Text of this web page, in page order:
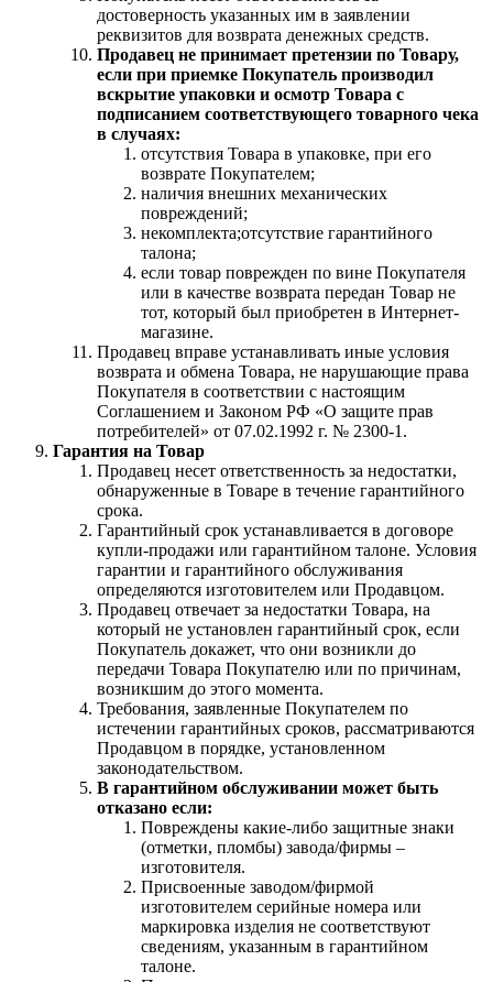
достоверность указанных им в заявлении
реквизитов для возврата денежных средств.
Продавец не принимает претензии по Товару,
если при приемке Покупатель производил
вскрытие упаковки и осмотр Товара с
подписанием соответствующего товарного чека
в случаях:
отсутствия Товара в упаковке, при его
возврате Покупателем;
наличия внешних механических
повреждений;
некомплекта;отсутствие гарантийного
талона;
если товар поврежден по вине Покупателя
или в качестве возврата передан Товар не
тот, который был приобретен в Интернет-
магазине.
Продавец вправе устанавливать иные условия
возврата и обмена Товара, не нарушающие права
Покупателя в соответствии с настоящим
Соглашением и Законом РФ «О защите прав
потребителей» от 07.02.1992 г. № 2300-1.
Гарантия на Товар
Продавец несет ответственность за недостатки,
обнаруженные в Товаре в течение гарантийного
срока.
Гарантийный срок устанавливается в договоре
купли-продажи или гарантийном талоне. Условия
гарантии и гарантийного обслуживания
определяются изготовителем или Продавцом.
Продавец отвечает за недостатки Товара, на
который не установлен гарантийный срок, если
Покупатель докажет, что они возникли до
передачи Товара Покупателю или по причинам,
возникшим до этого момента.
Требования, заявленные Покупателем по
истечении гарантийных сроков, рассматриваются
Продавцом в порядке, установленном
законодательством.
В гарантийном обслуживании может быть
отказано если:
Повреждены какие-либо защитные знаки
(отметки, пломбы) завода/фирмы –
изготовителя.
Присвоенные заводом/фирмой
изготовителем серийные номера или
маркировка изделия не соответствуют
сведениям, указанным в гарантийном
талоне.